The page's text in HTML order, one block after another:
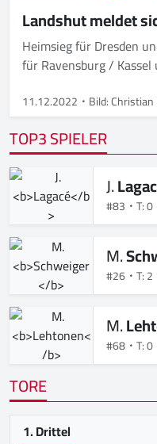
Landshut meldet
Heimsieg für Dresden
für Ravensburg /
11.12.2022 Bild:
TOP3 SPIELER
J.
#83 T: 0
M.
#26 T: 2
M.
#68 T: 0
TORE
1. Drittel